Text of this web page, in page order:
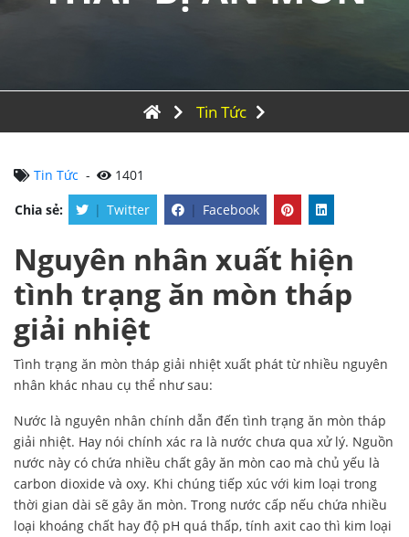
Tin Tức
Tin Tức -
1401
Chia sẻ:
| Twitter | Facebook
Nguyên nhân xuất hiện
tình trạng ăn mòn tháp
giải nhiệt
Tình trạng ăn mòn tháp giải nhiệt xuất phát từ nhiều nguyên
nhân khác nhau cụ thể như sau:
Nước là nguyên nhân chính dẫn đến tình trạng ăn mòn tháp
giải nhiệt. Hay nói chính xác ra là nước chưa qua xử lý. Nguồn
nước này có chứa nhiều chất gây ăn mòn cao mà chủ yếu là
carbon dioxide và oxy. Khi chúng tiếp xúc với kim loại trong
thời gian dài sẽ gây ăn mòn. Trong nước cấp nếu chứa nhiều
loại khoáng chất hay độ pH quá thấp, tính axit cao thì kim loại